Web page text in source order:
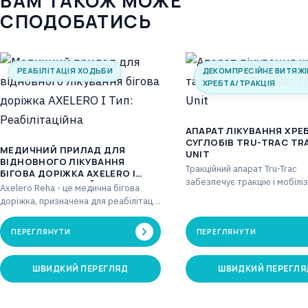
СПОДОБАТИСЬ
РЕАБІЛІТАЦІЯ ХОДЬБИ
МЕДИЧНИЙ ПРИЛАД ДЛЯ
ВІДНОВНОГО ЛІКУВАННЯ
БІГОВА ДОРІЖКА AXELERO I
ТИП: РЕАБІЛІТАЦІЙНА
Axelero Reha - це медична бігова
доріжка, призначена для реабілітації.
Цей сучасний медичний прилад
підходить для…
ПЕРЕГЛЯНУТИ
ШВИДКИЙ ПЕРЕГЛЯД
ДЕКОМПРЕСІЙНЕ
ХРЕБТА/ТРАКЦІЯ
АПАРАТ ЛІКУВАННЯ
СУГЛОБІВ TRU-TRAC
UNIT
Тракційний апарат Tru-Trac
забезпечує тракцію і
можна…
ПЕРЕГЛЯНУТИ
ШВИДКИЙ